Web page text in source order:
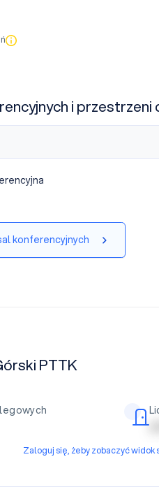
i przestrzeni
konferencyjnych
PTTK
| | |
Zaloguj się, żeby zobaczyć widok